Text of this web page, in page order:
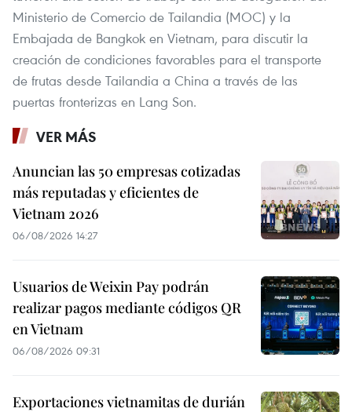
Ministerio de Comercio de Tailandia (MOC) y la
Embajada de Bangkok en Vietnam, para discutir la
creación de condiciones favorables para el transporte
de frutas desde Tailandia a China a través de las
puertas fronterizas en Lang Son.
VER MÁS
Anuncian las 50 empresas cotizadas
más reputadas y eficientes de
Vietnam 2026
06/08/2026 14:27
Usuarios de Weixin Pay podrán
realizar pagos mediante códigos QR
en Vietnam
06/08/2026 09:31
Exportaciones vietnamitas de durián